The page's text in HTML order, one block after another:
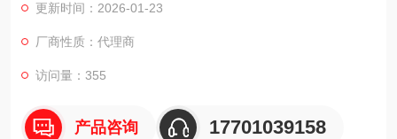
更新时间：2026-01-23
厂商性质：代理商
访问量：355
产品咨询 17701039158